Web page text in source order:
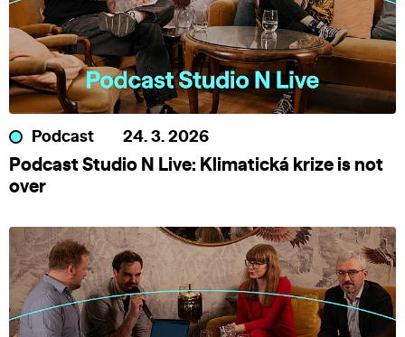
Podcast 24. 3. 2026
Podcast Studio N Live: Klimatická krize is not
over